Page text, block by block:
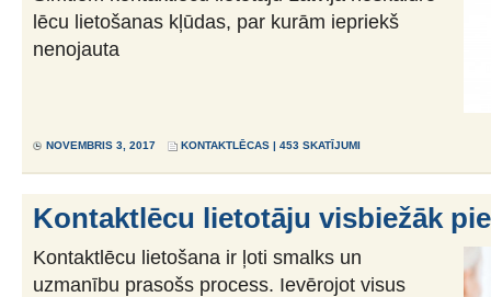
lēcu lietošanas kļūdas, par kurām iepriekš
nenojauta
NOVEMBRIS 3, 2017 KONTAKTLĒCAS | 453 SKATĪJUMI
Kontaktlēcu lietotāju visbiežāk
Kontaktlēcu lietošana ir ļoti smalks un
uzmanību prasošs process. Ievērojot visus